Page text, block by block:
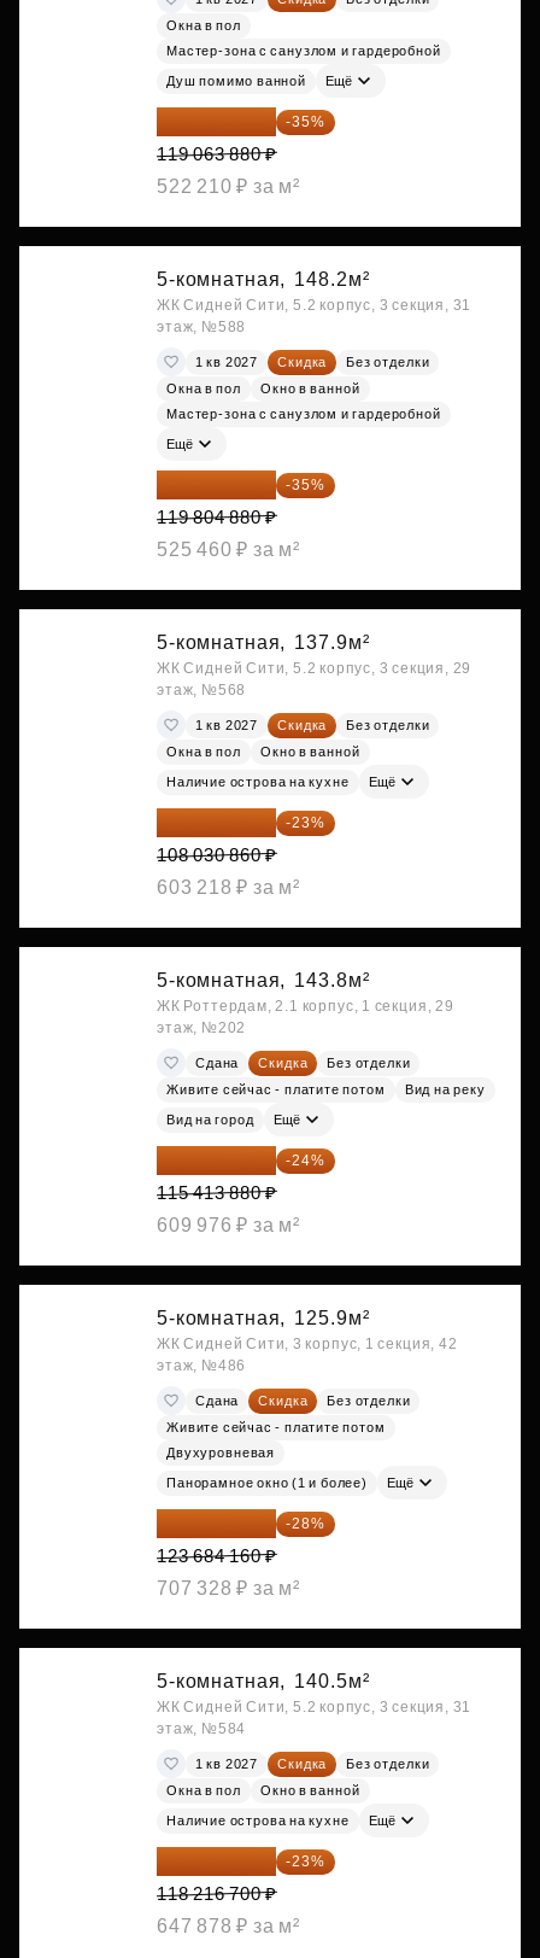
Окна в пол
Мастер-зона с санузлом и гардеробной
Душ помимо ванной Ещё
77 391 522 ₽ -35%
119 063 880 ₽
522 210 ₽ за м²
5-комнатная, 148.2м²
ЖК Сидней Сити, 5.2 корпус, 3 секция, 31
этаж, №588
1 кв 2027 Скидка
Без отделки
Окна в пол
Окно в ванной
Мастер-зона с санузлом и гардеробной
Ещё
77 873 172 ₽ -35%
119 804 880 ₽
525 460 ₽ за м²
5-комнатная, 137.9м²
ЖК Сидней Сити, 5.2 корпус, 3 секция, 29
этаж, №568
1 кв 2027 Скидка
Без отделки
Окна в пол
Окно в ванной
Наличие острова на кухне Ещё
83 183 762 ₽ -23%
108 030 860 ₽
603 218 ₽ за м²
5-комнатная, 143.8м²
ЖК Роттердам, 2.1 корпус, 1 секция, 29
этаж, №202
Сдана Скидка
Без отделки
Живите сейчас - платите потом
Вид на реку
Вид на город Ещё
87 714 549 ₽ -24%
115 413 880 ₽
609 976 ₽ за м²
5-комнатная, 125.9м²
ЖК Сидней Сити, 3 корпус, 1 секция, 42
этаж, №486
Сдана Скидка
Без отделки
Живите сейчас - платите потом
Двухуровневая
Панорамное окно (1 и более) Ещё
89 052 595 ₽ -28%
123 684 160 ₽
707 328 ₽ за м²
5-комнатная, 140.5м²
ЖК Сидней Сити, 5.2 корпус, 3 секция, 31
этаж, №584
1 кв 2027 Скидка
Без отделки
Окна в пол
Окно в ванной
Наличие острова на кухне Ещё
91 026 859 ₽ -23%
118 216 700 ₽
647 878 ₽ за м²